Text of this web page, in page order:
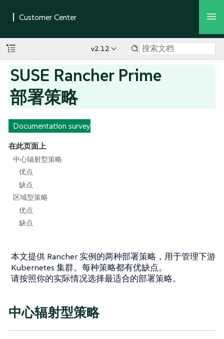
v2.12
SUSE Rancher Prime
部署策略
Documentation survey
在此页面上
中心辐射型策略
优点
缺点
区域型策略
优点
缺点
本文提供 Rancher 实例的两种部署策略，用于管理下游
Kubernetes 集群。每种策略都有优缺点。
请按照你的实际情况选择最适合的部署策略。
中心辐射型策略